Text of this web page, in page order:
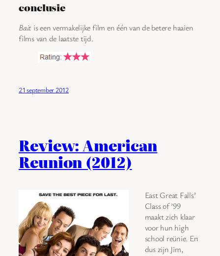
conclusie
Bait is een vermakelijke film en één van de betere haaien
films van de laatste tijd.
21 september 2012
Review: American
Reunion (2012)
East Great Falls’
Class of ’99
maakt zich klaar
voor hun high
school reünie. En
dus zijn Jim,